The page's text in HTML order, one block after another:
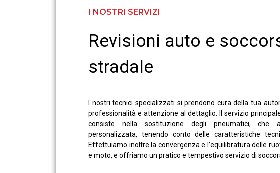
I NOSTRI SERVIZI
Revisioni auto e
stradale
I nostri tecnici specializzati si prendono cura della tua
professionalità e attenzione al dettaglio. Il servizio
consiste nella sostituzione degli pneumatici, che
personalizzata, tenendo conto delle caratteristiche
Effettuiamo inoltre la convergenza e l’equilibratura delle
e moto, e offriamo un pratico e tempestivo servizio di